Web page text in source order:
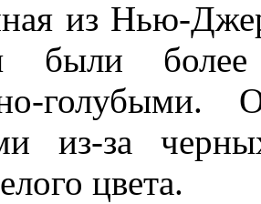
из Нью-
были
из-за
цвета.